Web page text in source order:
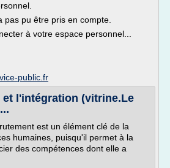
pas pu être pris en compte.
à votre espace personnel...
public.fr
et l'intégration (vitrine.Le
est un élément clé de la
humaines, puisqu'il permet à la
des compétences dont elle a